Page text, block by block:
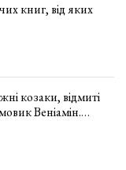
книг, від яких
козаки, відмиті
Веніамін.